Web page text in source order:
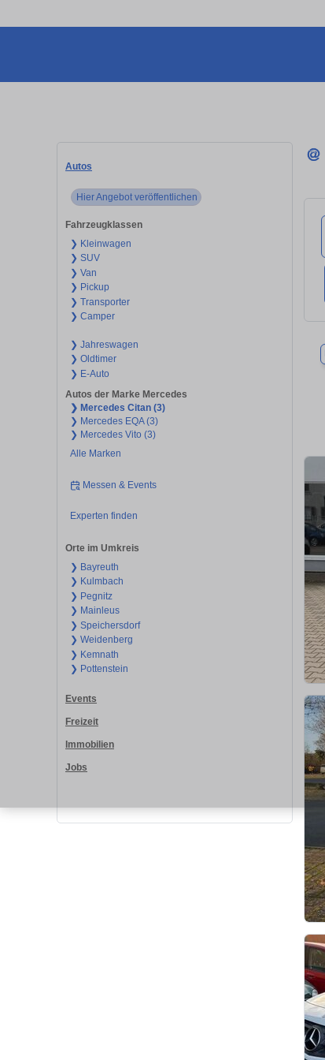
Autos
Hier Angebot veröffentlichen
Fahrzeugklassen
❯ Kleinwagen
❯ SUV
❯ Van
❯ Pickup
❯ Transporter
❯ Camper
❯ Jahreswagen
❯ Oldtimer
❯ E-Auto
Autos der Marke Mercedes
❯ Mercedes Citan (3)
❯ Mercedes EQA (3)
❯ Mercedes Vito (3)
Alle Marken
Messen & Events
Experten finden
Orte im Umkreis
❯ Bayreuth
❯ Kulmbach
❯ Pegnitz
❯ Mainleus
❯ Speichersdorf
❯ Weidenberg
❯ Kemnath
❯ Pottenstein
Events
Freizeit
Immobilien
Jobs